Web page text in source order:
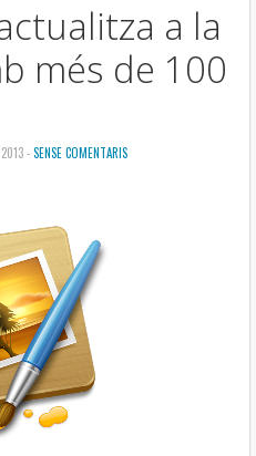
a la
més de 100
-SENSE COMENTARIS